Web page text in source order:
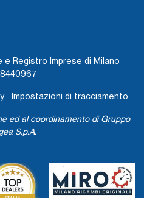
e Registro Imprese di Milano
Impostazioni di tracciamento
ed al coordinamento di Gruppo
S.p.A.